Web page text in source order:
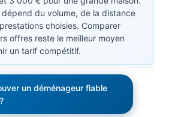
dépend du volume, de la distance
choisies. Comparer
offres reste le meilleur moyen
un tarif compétitif.
un déménageur fiable